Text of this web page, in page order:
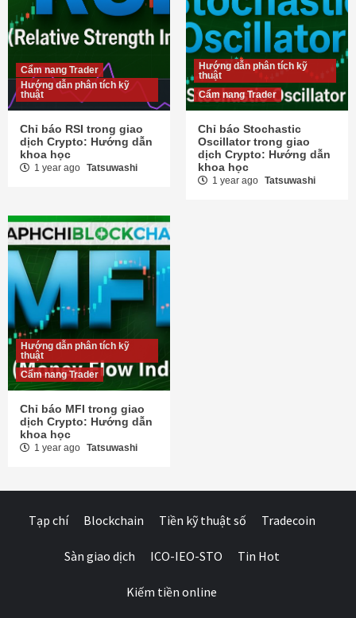
Cẩm nang Trader
Hướng dẫn phân tích kỹ
thuật
Chỉ báo RSI trong giao
dịch Crypto: Hướng dẫn
khoa học
1 year ago Tatsuwashi
Hướng dẫn phân tích kỹ
thuật
Cẩm nang Trader
Chỉ báo Stochastic
Oscillator trong giao
dịch Crypto: Hướng dẫn
khoa học
1 year ago Tatsuwashi
Hướng dẫn phân tích kỹ
thuật
Cẩm nang Trader
Chỉ báo MFI trong giao
dịch Crypto: Hướng dẫn
khoa học
1 year ago Tatsuwashi
Tạp chí Blockchain Tiền kỹ thuật số Tradecoin
Sàn giao dịch ICO-IEO-STO Tin Hot
Kiếm tiền online